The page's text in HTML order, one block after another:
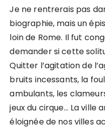
Je ne rentrerais pas
biographie, mais un
loin de Rome. Il fut
demander si cette
Quitter l’agitation de
bruits incessants, la
ambulants, les
jeux du cirque… La ville
éloignée de nos villes